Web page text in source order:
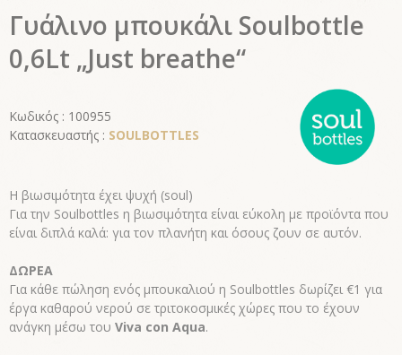
Γυάλινο μπουκάλι Soulbottle
0,6Lt „Just breathe“
Κωδικός : 100955
Κατασκευαστής : SOULBOTTLES
Η βιωσιμότητα έχει ψυχή (soul)
Για την Soulbottles η βιωσιμότητα είναι εύκολη με προϊόντα που
είναι διπλά καλά: για τον πλανήτη και όσους ζουν σε αυτόν.
ΔΩΡΕΑ
Για κάθε πώληση ενός μπουκαλιού η Soulbottles δωρίζει €1 για
έργα καθαρού νερού σε τριτοκοσμικές χώρες που το έχουν
ανάγκη μέσω του Viva con Aqua.